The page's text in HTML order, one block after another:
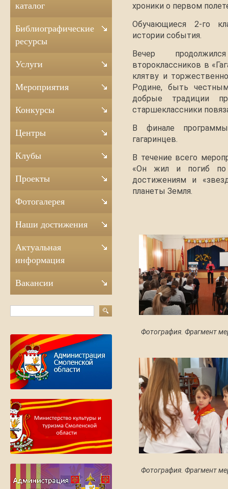
хроники о первом
Обучающиеся 2-го
истории события.
Вечер
второклассников в
клятву и
Родине, быть
добрые традиции
старшеклассники
В финале
гагаринцев.
В течение всего
«Он жил и погиб по
достижениям и
планеты Земля.
Фотография. Фрагмент
Фотография. Фрагмент
каталог
Библиографические
ресурсы
Услуги
Мероприятия
Конкурсы
Центры
Клубы
Проекты
Фотогалерея
Наши достижения
Актуальная
информация
Вакансии